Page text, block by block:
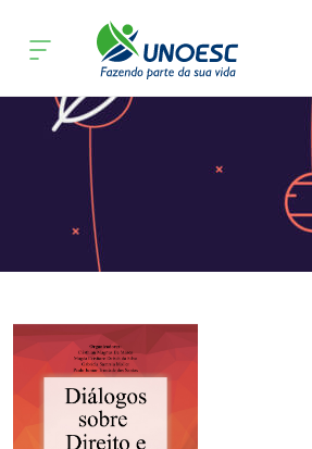
Cursos
Onde estamos
Atendimento ao Estudante
Unoesc